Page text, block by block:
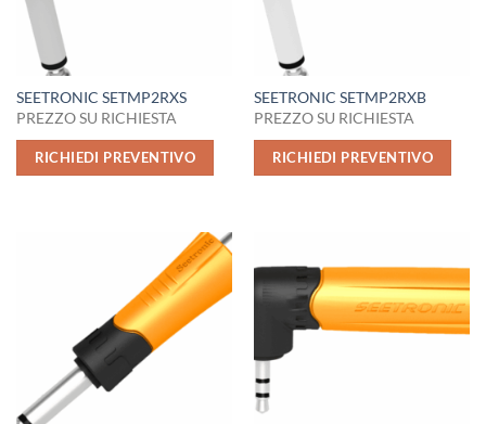
SEETRONIC SETMP2RXS
PREZZO SU RICHIESTA
RICHIEDI PREVENTIVO
SEETRONIC SETMP2RXB
PREZZO SU RICHIESTA
RICHIEDI PREVENTIVO